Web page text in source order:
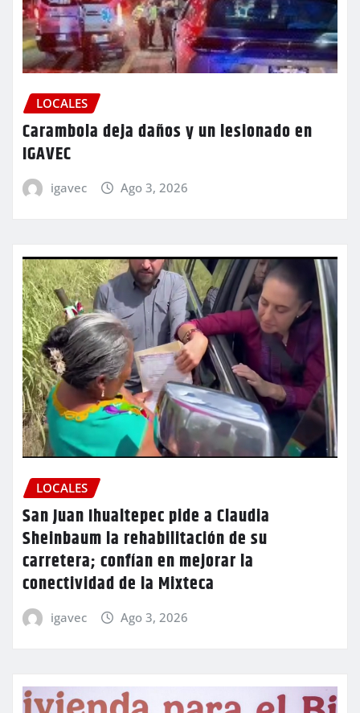
LOCALES
Carambola deja daños y un lesionado en
IGAVEC
igavec Ago 3, 2026
LOCALES
San Juan Ihualtepec pide a Claudia
Sheinbaum la rehabilitación de su
carretera; confían en mejorar la
conectividad de la Mixteca
igavec Ago 3, 2026